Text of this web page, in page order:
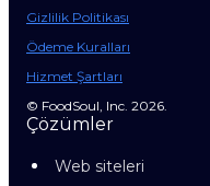
Gizlilik Politikası
Ödeme Kuralları
Hizmet Şartları
© FoodSoul, Inc. 2026.
Çözümler
Web siteleri